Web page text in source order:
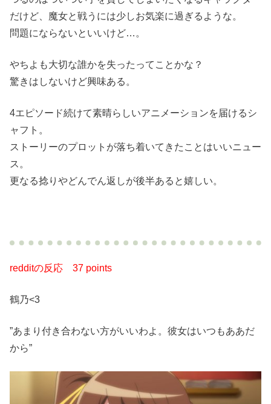
だけど、魔女と戦うには少しお気楽に過ぎるような。
問題にならないといいけど…。
やちよも大切な誰かを失ったってことかな？
驚きはしないけど興味ある。
4エピソード続けて素晴らしいアニメーションを届けるシ
ャフト。
ストーリーのプロットが落ち着いてきたことはいいニュー
ス。
更なる捻りやどんでん返しが後半あると嬉しい。
redditの反応 37 points
鶴乃<3
”あまり付き合わない方がいいわよ。彼女はいつもああだ
から”